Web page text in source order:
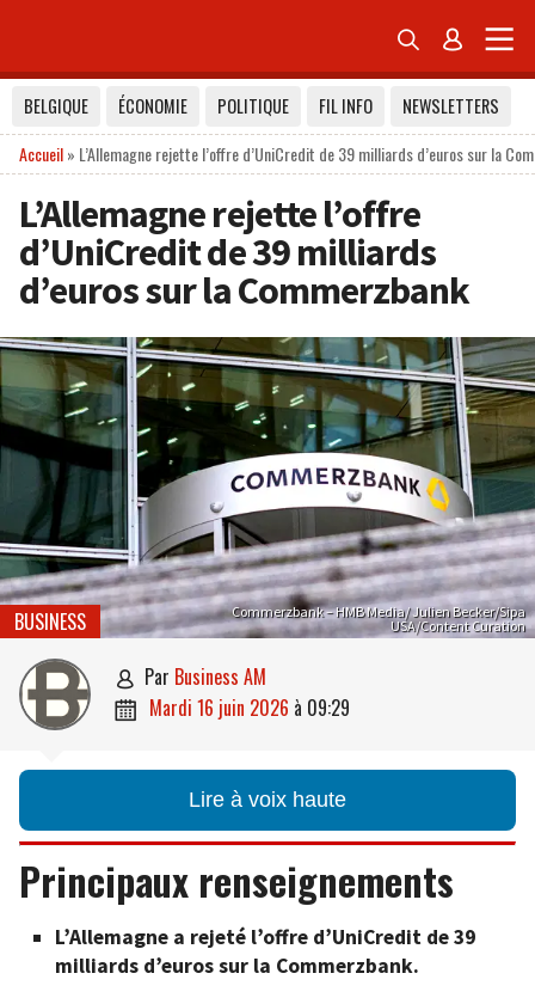
 
BELGIQUE ÉCONOMIE POLITIQUE FIL INFO
NEWSLETTERS
Accueil» L’Allemagne rejette l’offre d’UniCredit de 39 milliards d’euros sur la
L’Allemagne rejette l’offre
d’UniCredit de 39 milliards
d’euros sur la Commerzbank
Commerzbank – HMB Media/ Julien Becker/Sipa
USA/Content Curation
BUSINESS
 par Business AM
 mardi 16 juin 2026 à 09:29
Lire à voix haute
Principaux renseignements
L’Allemagne a rejeté l’offre d’UniCredit de 39
milliards d’euros sur la Commerzbank.